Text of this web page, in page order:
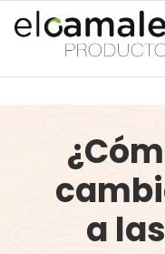
a